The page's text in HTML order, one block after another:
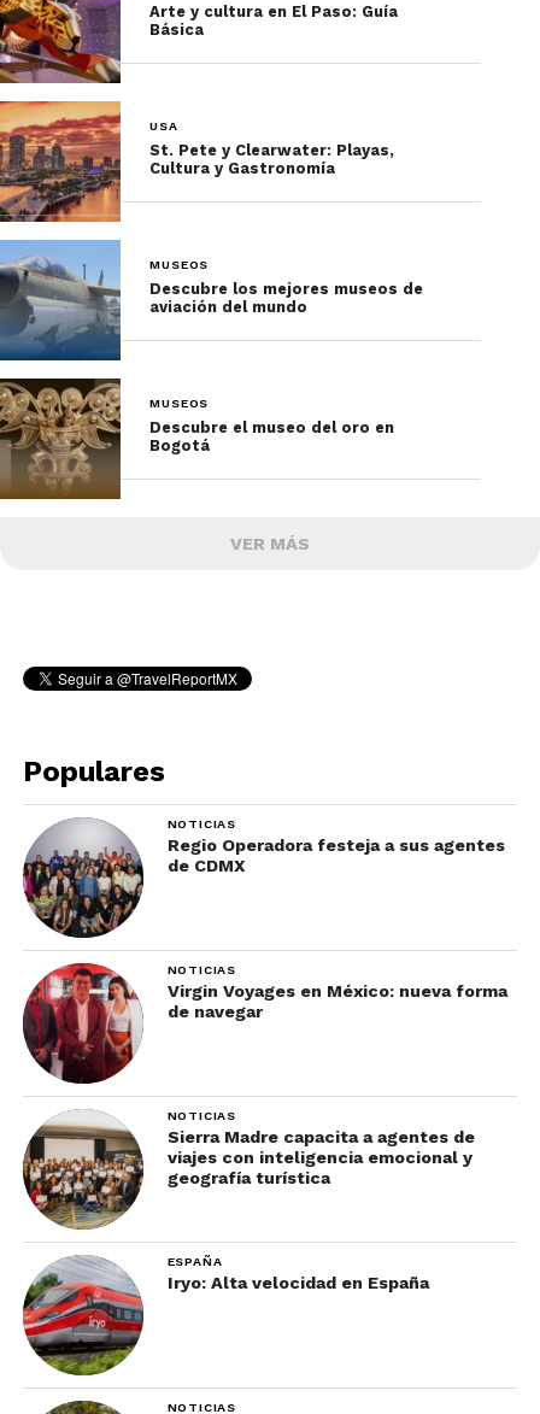
Arte y cultura en El Paso: Guía
Básica
USA
St. Pete y Clearwater: Playas,
Cultura y Gastronomía
MUSEOS
Descubre los mejores museos de
aviación del mundo
MUSEOS
Descubre el museo del oro en
Bogotá
VER MÁS
Populares
NOTICIAS
Regio Operadora festeja a sus agentes
de CDMX
NOTICIAS
Virgin Voyages en México: nueva forma
de navegar
NOTICIAS
Sierra Madre capacita a agentes de
viajes con inteligencia emocional y
geografía turística
ESPAÑA
Iryo: Alta velocidad en España
NOTICIAS